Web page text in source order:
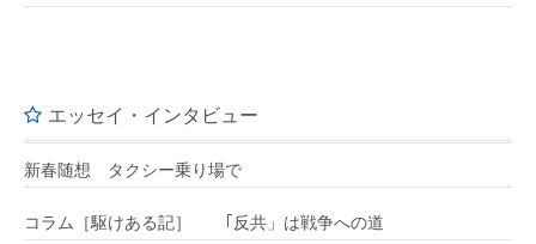
エッセイ・インタビュー
新春随想 タクシー乗り場で
コラム［駆けある記］ ｢反共」は戦争への道